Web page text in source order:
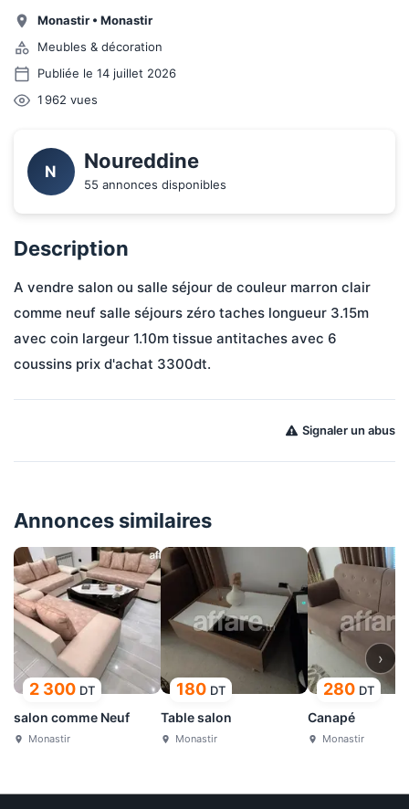
Monastir • Monastir
Meubles & décoration
Publiée le 14 juillet 2026
1 962 vues
N Noureddine
55 annonces disponibles
Description
A vendre salon ou salle séjour de couleur marron clair
comme neuf salle séjours zéro taches longueur 3.15m
avec coin largeur 1.10m tissue antitaches avec 6
coussins prix d'achat 3300dt.
Signaler un abus
Annonces similaires
2 300 DT
salon comme Neuf
Monastir
180 DT
Table salon
Monastir
280 DT
Canapé
Monastir
›